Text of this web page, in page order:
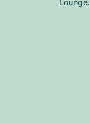
Lounge.